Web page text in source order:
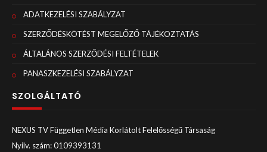
ADATKEZELÉSI SZABÁLYZAT
SZERZŐDÉSKÖTÉST MEGELŐZŐ TÁJÉKOZTATÁS
ÁLTALÁNOS SZERZŐDÉSI FELTÉTELEK
PANASZKEZELÉSI SZABÁLYZAT
SZOLGÁLTATÓ
NEXUS TV Független Média Korlátolt Felelősségű Társaság
Nyilv. szám: 0109393131